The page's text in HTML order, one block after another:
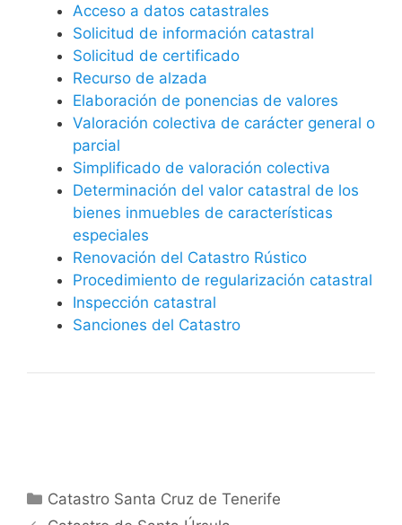
Acceso a datos catastrales
Solicitud de información catastral
Solicitud de certificado
Recurso de alzada
Elaboración de ponencias de valores
Valoración colectiva de carácter general o
parcial
Simplificado de valoración colectiva
Determinación del valor catastral de los
bienes inmuebles de características
especiales
Renovación del Catastro Rústico
Procedimiento de regularización catastral
Inspección catastral
Sanciones del Catastro
Categorías
Catastro Santa Cruz de Tenerife